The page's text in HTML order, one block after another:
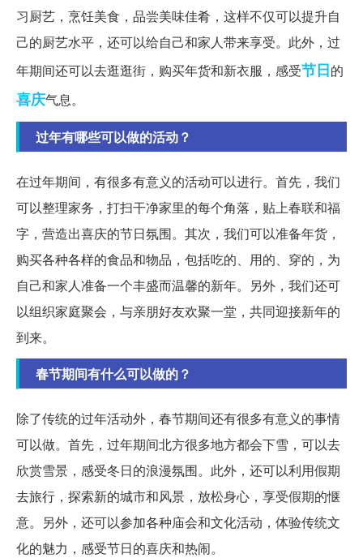
习厨艺，烹饪美食，品尝美味佳肴，这样不仅可以提升自
己的厨艺水平，还可以给自己和家人带来享受。此外，过
年期间还可以去逛逛街，购买年货和新衣服，感受节日的
喜庆气息。
过年有哪些可以做的活动？
在过年期间，有很多有意义的活动可以进行。首先，我们
可以整理家务，打扫干净家里的每个角落，贴上春联和福
字，营造出喜庆的节日氛围。其次，我们可以准备年货，
购买各种各样的食品和物品，包括吃的、用的、穿的，为
自己和家人准备一个丰盛而温馨的新年。另外，我们还可
以组织家庭聚会，与亲朋好友欢聚一堂，共同迎接新年的
到来。
春节期间有什么可以做的？
除了传统的过年活动外，春节期间还有很多有意义的事情
可以做。首先，过年期间北方很多地方都会下雪，可以去
欣赏雪景，感受冬日的浪漫氛围。此外，还可以利用假期
去旅行，探索新的城市和风景，放松身心，享受假期的惬
意。另外，还可以参加各种庙会和文化活动，体验传统文
化的魅力，感受节日的喜庆和热闹。